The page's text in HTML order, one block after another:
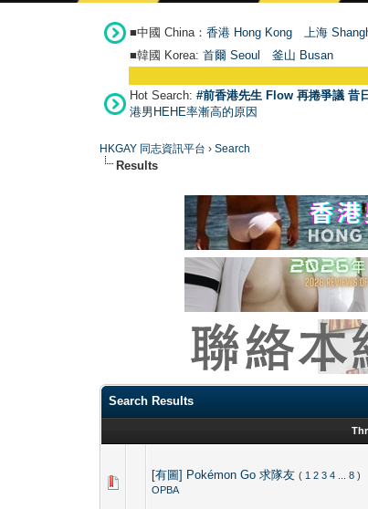
■中國 China： 香港 Hong Kong 上海
■韓國 Korea: 首爾 Seou 釜山 Busan
Hot Search: #前香港先生 Flow 再捲爭議 昔
港男HEHE率漸高的原因
HKGAY 同志資訊平台 ›Search
Results
Search Results
[有圖] Pokémon Go 求隊友 ( 1 2 3 4 ...8 )
OPBA